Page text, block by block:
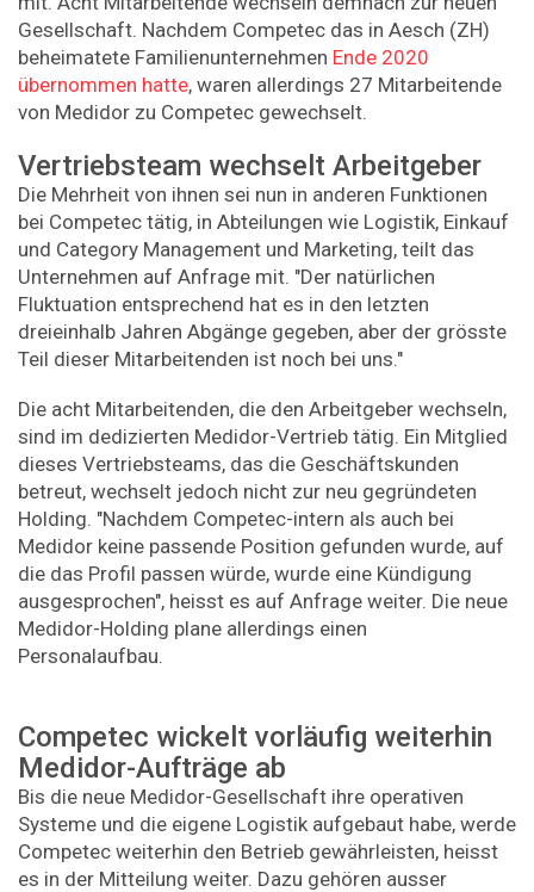
Gesellschaft. Nachdem Competec das in Aesch (ZH)
beheimatete Familienunternehmen Ende 2020
übernommen hatte, waren allerdings 27 Mitarbeitende
von Medidor zu Competec gewechselt.
Vertriebsteam wechselt Arbeitgeber
Die Mehrheit von ihnen sei nun in anderen Funktionen
bei Competec tätig, in Abteilungen wie Logistik, Einkauf
und Category Management und Marketing, teilt das
Unternehmen auf Anfrage mit. "Der natürlichen
Fluktuation entsprechend hat es in den letzten
dreieinhalb Jahren Abgänge gegeben, aber der grösste
Teil dieser Mitarbeitenden ist noch bei uns."
Die acht Mitarbeitenden, die den Arbeitgeber wechseln,
sind im dedizierten Medidor-Vertrieb tätig. Ein Mitglied
dieses Vertriebsteams, das die Geschäftskunden
betreut, wechselt jedoch nicht zur neu gegründeten
Holding. "Nachdem Competec-intern als auch bei
Medidor keine passende Position gefunden wurde, auf
die das Profil passen würde, wurde eine Kündigung
ausgesprochen", heisst es auf Anfrage weiter. Die neue
Medidor-Holding plane allerdings einen
Personalaufbau.
Competec wickelt vorläufig weiterhin
Medidor-Aufträge ab
Bis die neue Medidor-Gesellschaft ihre operativen
Systeme und die eigene Logistik aufgebaut habe, werde
Competec weiterhin den Betrieb gewährleisten, heisst
es in der Mitteilung weiter. Dazu gehören ausser